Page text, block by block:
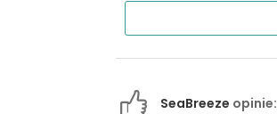
SeaBreeze opinie: